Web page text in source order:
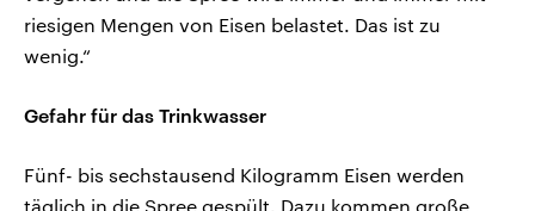
riesigen Mengen von Eisen belastet. Das ist zu
wenig.“
Gefahr für das Trinkwasser
Fünf- bis sechstausend Kilogramm Eisen werden
täglich in die Spree gespült. Dazu kommen große